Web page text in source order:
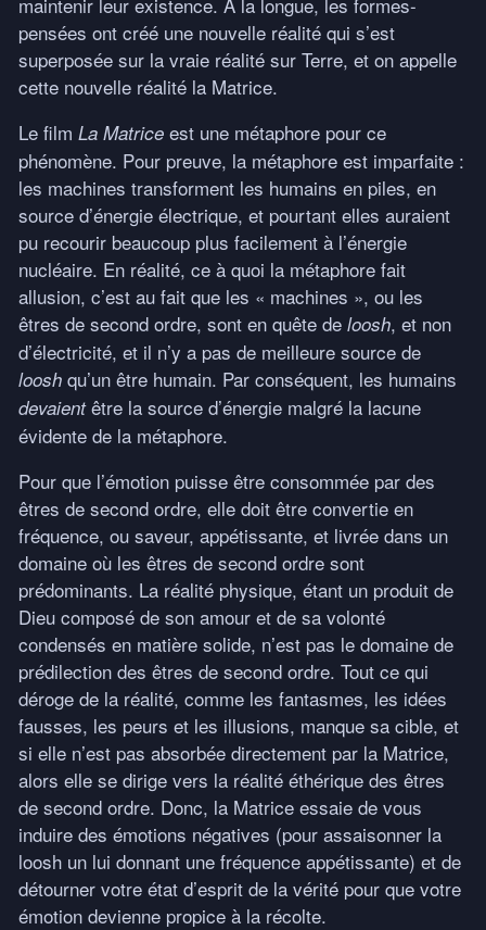
pensées ont créé une nouvelle réalité qui s’est
superposée sur la vraie réalité sur Terre, et on appelle
cette nouvelle réalité la Matrice.
Le film La Matrice est une métaphore pour ce
phénomène. Pour preuve, la métaphore est imparfaite :
les machines transforment les humains en piles, en
source d’énergie électrique, et pourtant elles auraient
pu recourir beaucoup plus facilement à l’énergie
nucléaire. En réalité, ce à quoi la métaphore fait
allusion, c’est au fait que les « machines », ou les
êtres de second ordre, sont en quête de loosh, et non
d’électricité, et il n’y a pas de meilleure source de
loosh qu’un être humain. Par conséquent, les humains
devaientêtre la source d’énergie malgré la lacune
évidente de la métaphore.
Pour que l’émotion puisse être consommée par des
êtres de second ordre, elle doit être convertie en
fréquence, ou saveur, appétissante, et livrée dans un
domaine où les êtres de second ordre sont
prédominants. La réalité physique, étant un produit de
Dieu composé de son amour et de sa volonté
condensés en matière solide, n’est pas le domaine de
prédilection des êtres de second ordre. Tout ce qui
déroge de la réalité, comme les fantasmes, les idées
fausses, les peurs et les illusions, manque sa cible, et
si elle n’est pas absorbée directement par la Matrice,
alors elle se dirige vers la réalité éthérique des êtres
de second ordre. Donc, la Matrice essaie de vous
induire des émotions négatives (pour assaisonner la
loosh un lui donnant une fréquence appétissante) et de
détourner votre état d’esprit de la vérité pour que votre
émotion devienne propice à la récolte.